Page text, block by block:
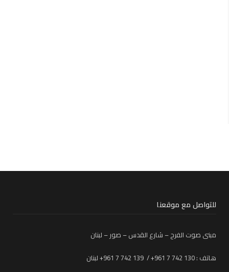
للتواصل مع موقعنا
مبنى صوت الفرح – شارع القدس – صور – لبنان
هاتف : 130 742 7 961+ / 139 742 7 961+ لبنان